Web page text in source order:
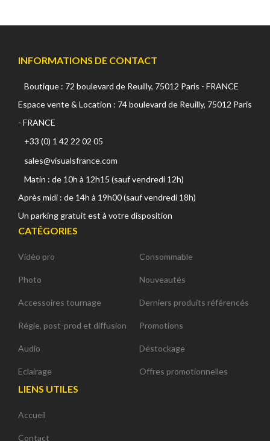
INFORMATIONS DE CONTACT
Boutique : 72 boulevard de Reuilly, 75012 Paris - FRANCE
Espace vente & Location : 74 boulevard de Reuilly, 75012 Paris
- FRANCE
+33 (0) 1 42 22 02 05
sales@visualsfrance.com
Matin : de 10h à 12h15 (sauf vendredi 12h)
Après midi : de 14h à 19h00 (sauf vendredi 18h)
Un parking gratuit est à votre disposition
CATÉGORIES
Vidéo pro
Photo
Accessoires tournage
Régie, post-prod et diffusion
Audio
Eclairage
Consommable
Nouveautés
Derniers produits référencés
Promotions
Déstockage
Offres promotionnelles
LIENS UTILES
Accueil
Contact